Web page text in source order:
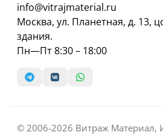
info@vitrajmaterial.ru
Москва, ул. Планетная, д. 13,
здания.
Пн—Пт 8:30 – 18:00
© 2006-2026 Витраж Материал,